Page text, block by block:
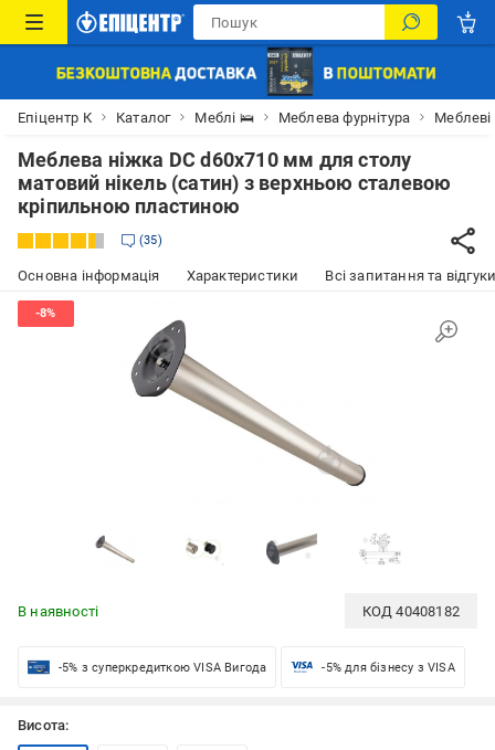
Епіцентр К Каталог Меблі 🛌 Меблева фурнітура Меблеві
Меблева ніжка DC d60x710 мм для столу
матовий нікель (сатин) з верхньою сталевою
кріпильною пластиною
35
Основна інформація Характеристики Всі запитання та
В наявності КОД40408182
-5% з суперкредиткою VISA Вигода -5% для бізнесу з VISA
Висота: